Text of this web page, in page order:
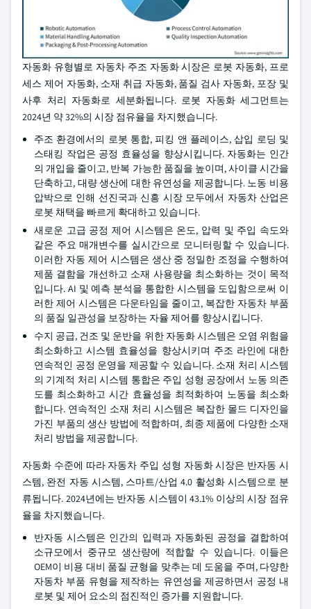
자동화 유형별로 자동차 주조 자동화 시장은 로봇 자동화, 프로
세스 제어 자동화, 소재 취급 자동화, 품질 검사 자동화, 포장 및
사후 처리 자동화로 세분화됩니다. 로봇 자동화 세그먼트는
2024년 약 32%의 시장 점유율을 차지했습니다.
주조 환경에서의 로봇 통합, 피킹 앤 플레이스, 삽입 로딩 및
스태킹 작업은 공정 효율성을 향상시킵니다. 자동화는 인간
의 개입을 줄이고, 반복 가능한 품질을 높이며, 사이클 시간을
단축하고, 대량 생산에 대한 유연성을 제공합니다. 노동 비용
압박으로 인해 선진국과 신흥 시장 모두에서 자동차 산업은
로봇 채택을 빠르게 확대하고 있습니다.
새로운 고급 공정 제어 시스템은 온도, 압력 및 주입 속도와
같은 주요 매개변수를 실시간으로 모니터링할 수 있습니다.
이러한 자동 제어 시스템은 생산 중 정밀한 조정을 수행하여
제품 결함을 개선하고 소재 사용량을 최소화하는 것이 목적
입니다. AI 및 예측 분석을 통합한 시스템을 도입함으로써 이
러한 제어 시스템은 다운타임을 줄이고, 복잡한 자동차 부품
의 품질 일관성을 보장하는 자율 제어를 향상시킵니다.
수지 공급, 건조 및 운반을 위한 자동화 시스템은 오염 위험을
최소화하고 시스템 효율성을 향상시키며 주조 라인에 대한
연속적인 공정 운영을 제공할 수 있습니다. 소재 처리 시스템
의 기계적 처리 시스템 통합은 주입 성형 공장에서 노동 의존
도를 최소화하고 시간 효율성을 최적화하여 노동을 최소화
합니다. 연속적인 소재 처리 시스템은 복잡한 몰드 디자인을
가진 부품의 생산 방법에 적합하며, 최종 제품에 다양한 소재
처리 방법을 제공합니다.
자동화 수준에 따라 자동차 주입 성형 자동화 시장은 반자동 시
스템, 완전 자동 시스템, 스마트/산업 4.0 활성화 시스템으로 분
류됩니다. 2024년에는 반자동 시스템이 43.1% 이상의 시장 점유
율을 차지했습니다.
반자동 시스템은 인간의 입력과 자동화된 공정을 결합하여
소규모에서 중규모 생산량에 적합할 수 있습니다. 이들은
OEM이 비용 대비 품질 균형을 맞추는 데 도움을 주며, 다양한
자동차 부품 유형을 제작하는 유연성을 제공하면서 공정 내
로봇 및 제어 요소의 점진적인 증가를 지원합니다.